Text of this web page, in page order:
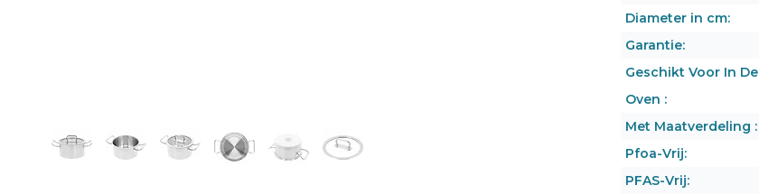
Diameter in cm:
Garantie:
Geschikt Voor In De
Oven :
Met Maatverdeling :
Pfoa-Vrij:
PFAS-Vrij: